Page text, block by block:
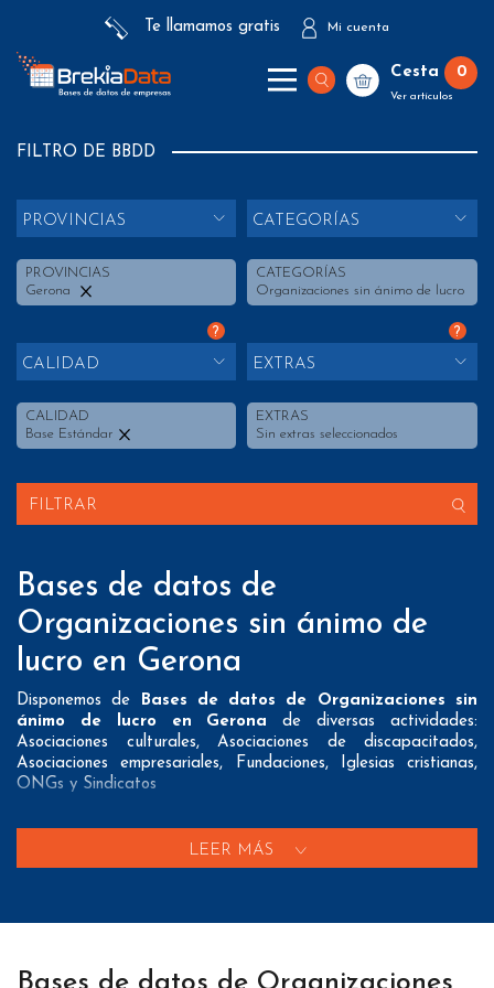
Te llamamos gratis Mi cuenta
Cesta 0
Ver artículos
FILTRO DE BBDD
PROVINCIAS
PROVINCIAS
Gerona
CATEGORÍAS
CATEGORÍAS
Organizaciones sin ánimo de lucro
?
CALIDAD
CALIDAD
Base Estándar
?
EXTRAS
EXTRAS
Sin extras seleccionados
FILTRAR
Bases de datos de
Organizaciones sin ánimo de
lucro en Gerona
Disponemos de Bases de datos de Organizaciones sin
ánimo de lucro en Gerona de diversas actividades:
Asociaciones culturales, Asociaciones de discapacitados,
Asociaciones empresariales, Fundaciones, Iglesias cristianas,
ONGs y Sindicatos
contacto que pueden resultar interesantes a nuestros clientes:
los datos necesarios incluyendo dirección, localidad, provincia y
máxima eficacia.
LEER MÁS